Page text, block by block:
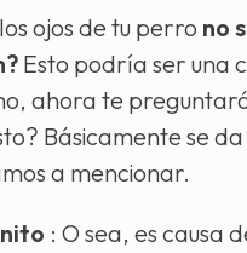
ojos de tu perro no
Esto podría ser una
ahora te
Básicamente se
a mencionar.
: O sea, es causa